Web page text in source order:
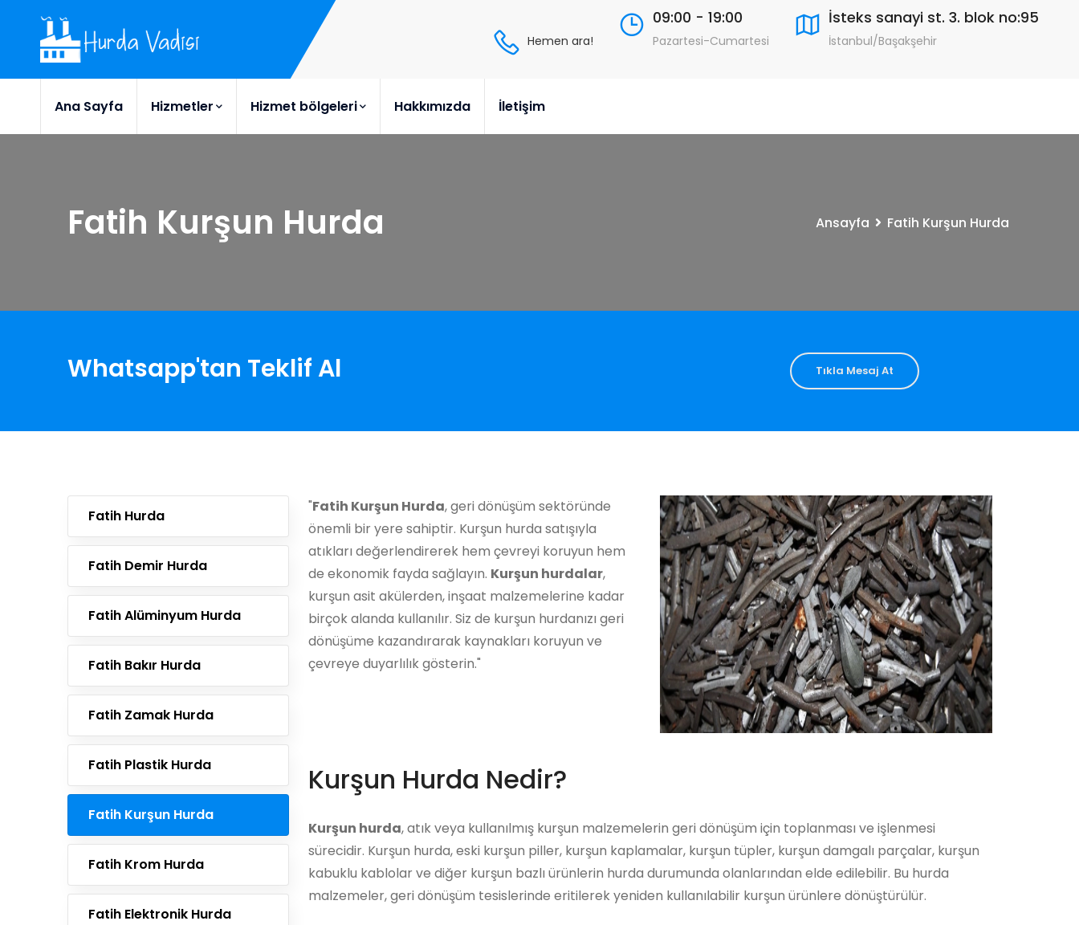
Hemen ara!
09:00 - 19:00
Pazartesi-Cumartesi
İsteks sanayi st. 3. blok no:95
İstanbul/Başakşehir
Ana Sayfa Hizmetler Hizmet bölgeleri Hakkımızda İletişim
Fatih Kurşun Hurda Ansayfa Fatih Kurşun Hurda
Whatsapp'tan Teklif Al Tıkla Mesaj At
Fatih Hurda
Fatih Demir Hurda
Fatih Alüminyum Hurda
Fatih Bakır Hurda
Fatih Zamak Hurda
Fatih Plastik Hurda
Fatih Kurşun Hurda
Fatih Krom Hurda
Fatih Elektronik Hurda
"Fatih Kurşun Hurda, geri dönüşüm sektöründe
önemli bir yere sahiptir. Kurşun hurda satışıyla
atıkları değerlendirerek hem çevreyi koruyun hem
de ekonomik fayda sağlayın. Kurşun hurdalar,
kurşun asit akülerden, inşaat malzemelerine kadar
birçok alanda kullanılır. Siz de kurşun hurdanızı geri
dönüşüme kazandırarak kaynakları koruyun ve
çevreye duyarlılık gösterin."
Kurşun Hurda Nedir?
Kurşun hurda, atık veya kullanılmış kurşun malzemelerin geri dönüşüm için toplanması ve işlenmesi
sürecidir. Kurşun hurda, eski kurşun piller, kurşun kaplamalar, kurşun tüpler, kurşun damgalı parçalar, kurşun
kabuklu kablolar ve diğer kurşun bazlı ürünlerin hurda durumunda olanlarından elde edilebilir. Bu hurda
malzemeler, geri dönüşüm tesislerinde eritilerek yeniden kullanılabilir kurşun ürünlere dönüştürülür.